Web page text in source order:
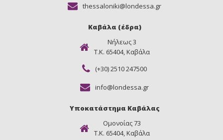
thessaloniki@londessa.gr
Καβάλα (έδρα)
Νήλεως 3
Τ.Κ. 65404, Καβάλα
(+30) 2510 247500
info@londessa.gr
Υποκατάστημα Καβάλας
Ομονοίας 73
Τ.Κ. 65404, Καβάλα